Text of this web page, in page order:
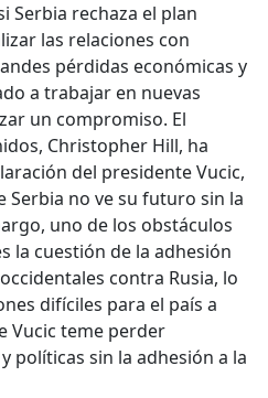
Serbia rechaza el plan
las relaciones con
pérdidas económicas y
a trabajar en nuevas
un compromiso. El
Christopher Hill, ha
del presidente Vucic,
Serbia no ve su futuro sin la
uno de los obstáculos
la cuestión de la adhesión
contra Rusia, lo
difíciles para el país a
Vucic teme perder
políticas sin la adhesión a la